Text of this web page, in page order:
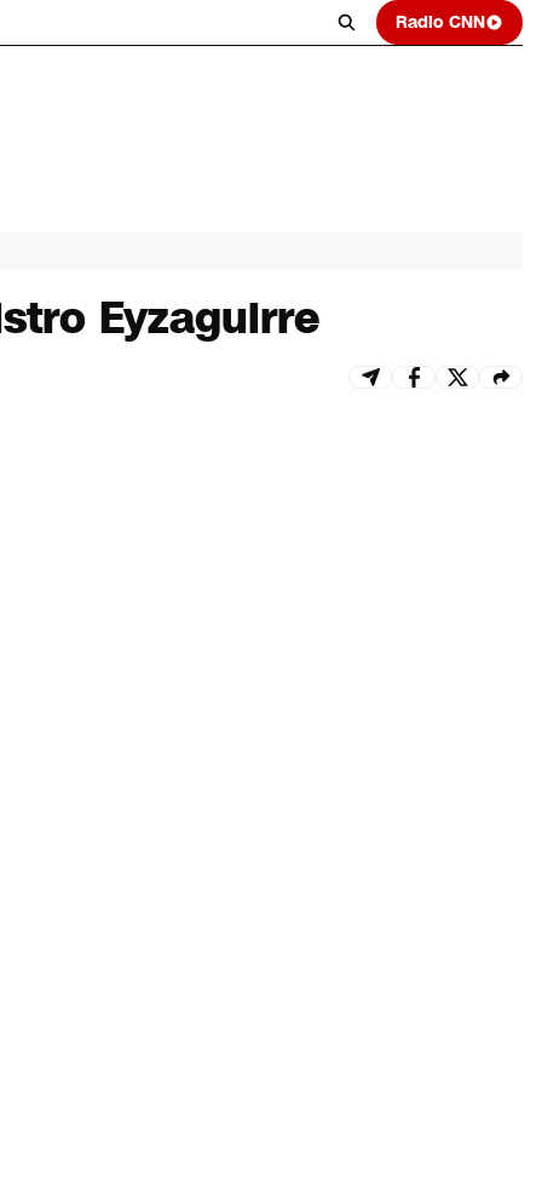
Radio CNN
Eyzaguirre